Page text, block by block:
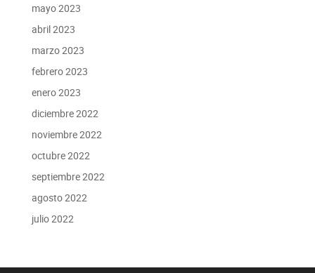
mayo 2023
abril 2023
marzo 2023
febrero 2023
enero 2023
diciembre 2022
noviembre 2022
octubre 2022
septiembre 2022
agosto 2022
julio 2022